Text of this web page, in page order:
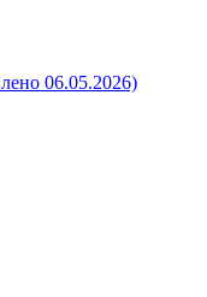
06.05.2026)